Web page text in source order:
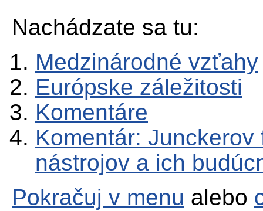
Nachádzate sa tu:
Medzinárodné vzťahy
Európske záležitosti
Komentáre
Komentár:
nástrojov a ich
Pokračuj v menu alebo